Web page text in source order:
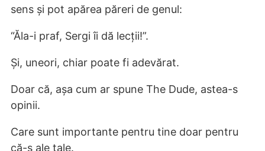
sens și pot apărea păreri de genul:
“Ăla-i praf, Sergi îi dă lecții!”.
Și, uneori, chiar poate fi adevărat.
Doar că, așa cum ar spune The Dude, astea-s
opinii.
Care sunt importante pentru tine doar pentru
că-s ale tale.